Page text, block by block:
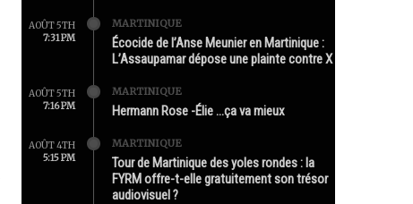
AOÛT 5TH
7:31 PM
MARTINIQUE
Écocide de l’Anse Meunier en Martinique :
L’Assaupamar dépose une plainte contre X
AOÛT 5TH
7:16 PM
MARTINIQUE
Hermann Rose -Élie …ça va mieux
AOÛT 4TH
5:15 PM
MARTINIQUE
Tour de Martinique des yoles rondes : la
FYRM offre-t-elle gratuitement son trésor
audiovisuel ?